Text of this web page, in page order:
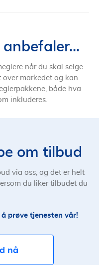
når du skal selge
over markedet og kan
både hva
inkluderes.
om tilbud
via oss, og det er helt
du liker tilbudet du
prøve tjenesten vår!
nå